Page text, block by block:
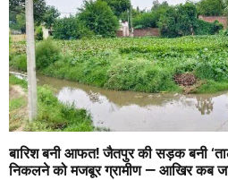
बारिश बनी आफत! जैतपुर की सड़क बनी
निकलने को मजबूर ग्रामीण — आखिर कब